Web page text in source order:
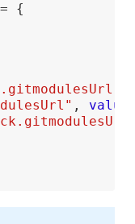
{
,